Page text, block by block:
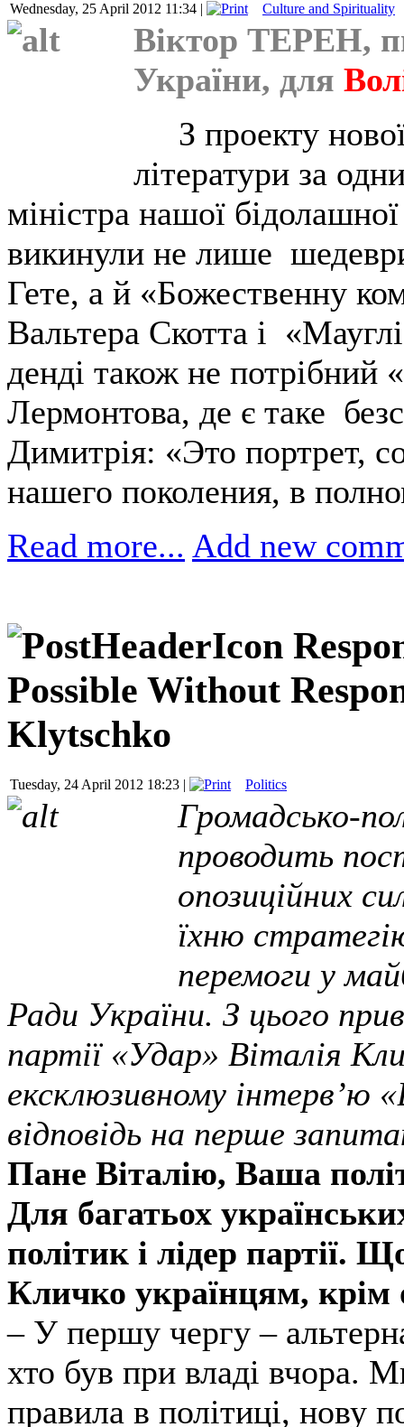
Wednesday, 25 April 2012 11:34 | Culture and Spirituality
Віктор ТЕРЕН,
України, для
З проекту нової
літератури за
міністра нашої
викинули не лише
Гете, а й «Божественну
Вальтера Скотта і
денді також не потрібний
Лермонтова, де є таке
Димитрія: «Это портрет,
нашего поколения, в
Read more... Add new
Possible Without
Klytschko
Tuesday, 24 April 2012 18:23 | Politics
Громадсько-
проводить
опозиційних
їхню
перемоги у
Ради України. З цього
партії «Удар» Віталія
ексклюзивному інтерв’ю
відповідь на перше
Пане Віталію, Ваша
Для багатьох
політик і лідер партії.
Кличко українцям, крім
– У першу чергу –
хто був при владі вчора.
правила в політиці, нову